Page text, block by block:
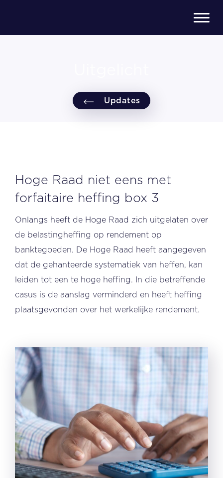
Updates
Hoge Raad niet eens met
forfaitaire heffing box 3
Onlangs heeft de Hoge Raad zich uitgelaten over
de belastingheffing op rendement op
banktegoeden. De Hoge Raad heeft aangegeven
dat de gehanteerde systematiek van heffen, kan
leiden tot een te hoge heffing. In die betreffende
casus is de aanslag verminderd en heeft heffing
plaatsgevonden over het werkelijke rendement.